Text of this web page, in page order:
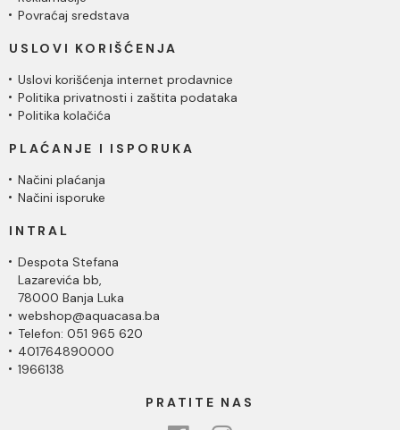
Povraćaj sredstava
USLOVI KORIŠĆENJA
Uslovi korišćenja internet prodavnice
Politika privatnosti i zaštita podataka
Politika kolačića
PLAĆANJE I ISPORUKA
Načini plaćanja
Načini isporuke
INTRAL
Despota Stefana
Lazarevića bb,
78000 Banja Luka
webshop@aquacasa.ba
Telefon: 051 965 620
401764890000
1966138
PRATITE NAS